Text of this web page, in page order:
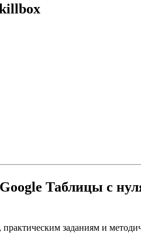
Таблицы с
заданиям и